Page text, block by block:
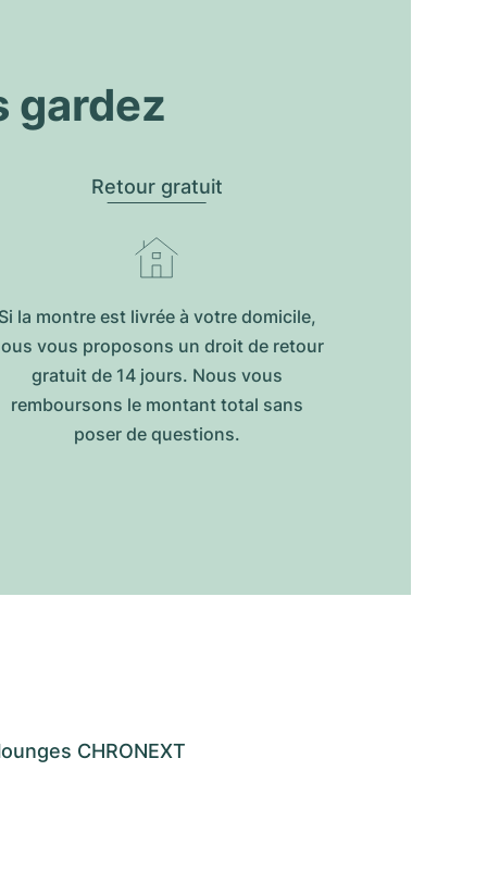
gardez
Retour gratuit
la montre est livrée à votre domicile,
vous proposons un droit de retour
gratuit de 14 jours. Nous vous
remboursons le montant total sans
poser de questions.
CHRONEXT